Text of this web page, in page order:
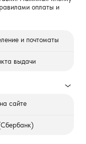
оплаты и
и почтоматы
выдачи
сайте